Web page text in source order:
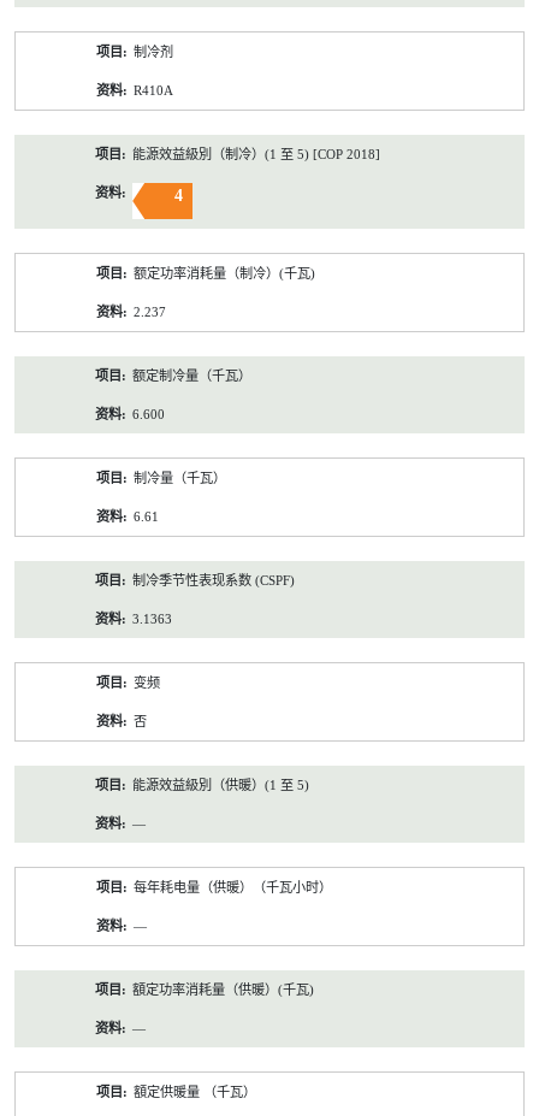
制冷剂
R410A
能源效益級別（制冷）(1 至 5) [COP 2018]
4
额定功率消耗量（制冷）(千瓦)
2.237
额定制冷量（千瓦）
6.600
制冷量（千瓦）
6.61
制冷季节性表现系数 (CSPF)
3.1363
变频
否
能源效益級別（供暖）(1 至 5)
—
每年耗电量（供暖）（千瓦小时）
—
額定功率消耗量（供暖）(千瓦)
—
額定供暖量 （千瓦）